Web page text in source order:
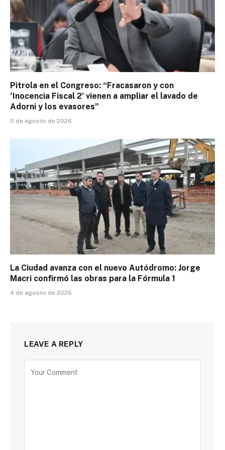
Pitrola en el Congreso: “Fracasaron y con
‘Inocencia Fiscal 2’ vienen a ampliar el lavado de
Adorni y los evasores”
5 de agosto de 2026
La Ciudad avanza con el nuevo Autódromo: Jorge
Macri confirmó las obras para la Fórmula 1
4 de agosto de 2026
LEAVE A REPLY